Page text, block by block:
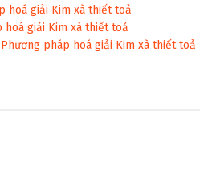
hoá giải Kim xà thiết toả
hoá giải Kim xà thiết toả
Phương pháp hoá giải Kim xà thiết toả